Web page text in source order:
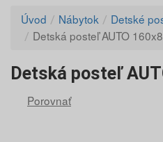
Úvod Nábytok
Detské
Detská posteľ AUTO
Detská posteľ
Porovnať